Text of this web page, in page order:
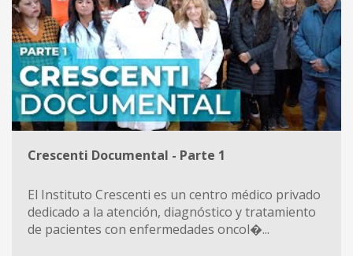
Crescenti Documental - Parte 1
El Instituto Crescenti es un centro médico privado
dedicado a la atención, diagnóstico y tratamiento
de pacientes con enfermedades oncol�...